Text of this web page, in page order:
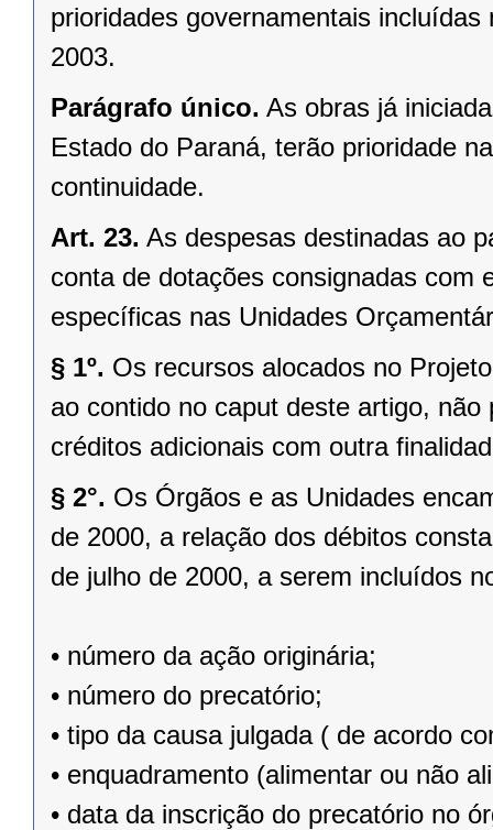
prioridades governamentais
2003.
Parágrafo único. As obras já
Estado do Paraná, terão prioridade
continuidade.
Art. 23. As despesas destinadas ao
conta de dotações consignadas com
específicas nas Unidades
§ 1º. Os recursos alocados no
ao contido no caput deste artigo,
créditos adicionais com outra
§ 2°. Os Órgãos e as Unidades
de 2000, a relação dos débitos
de julho de 2000, a serem incluídos
• número da ação originária;
• número do precatório;
• tipo da causa julgada ( de acordo
• enquadramento (alimentar ou não
• data da inscrição do precatório no